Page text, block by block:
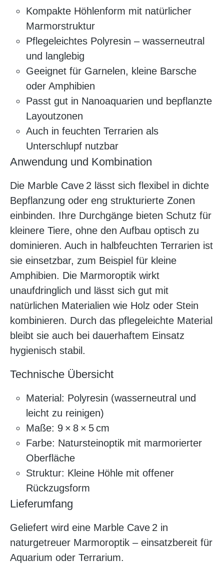
Kompakte Höhlenform mit natürlicher
Marmorstruktur
Pflegeleichtes Polyresin – wasserneutral
und langlebig
Geeignet für Garnelen, kleine Barsche
oder Amphibien
Passt gut in Nanoaquarien und bepflanzte
Layoutzonen
Auch in feuchten Terrarien als
Unterschlupf nutzbar
Anwendung und Kombination
Die Marble Cave 2 lässt sich flexibel in dichte
Bepflanzung oder eng strukturierte Zonen
einbinden. Ihre Durchgänge bieten Schutz für
kleinere Tiere, ohne den Aufbau optisch zu
dominieren. Auch in halbfeuchten Terrarien ist
sie einsetzbar, zum Beispiel für kleine
Amphibien. Die Marmoroptik wirkt
unaufdringlich und lässt sich gut mit
natürlichen Materialien wie Holz oder Stein
kombinieren. Durch das pflegeleichte Material
bleibt sie auch bei dauerhaftem Einsatz
hygienisch stabil.
Technische Übersicht
Material: Polyresin (wasserneutral und
leicht zu reinigen)
Maße: 9 × 8 × 5 cm
Farbe: Natursteinoptik mit marmorierter
Oberfläche
Struktur: Kleine Höhle mit offener
Rückzugsform
Lieferumfang
Geliefert wird eine Marble Cave 2 in
naturgetreuer Marmoroptik – einsatzbereit für
Aquarium oder Terrarium.